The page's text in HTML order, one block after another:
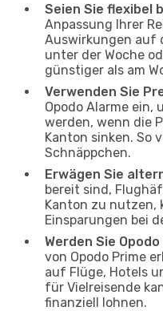
Seien Sie flexibel
Anpassung Ihrer
Auswirkungen auf
unter der Woche
günstiger als am
Verwenden Sie
Opodo Alarme
werden, wenn die
Kanton sinken. So
Schnäppchen.
Erwägen Sie
bereit sind,
Kanton zu nutzen,
Einsparungen bei
Werden Sie
von Opodo Prime
auf Flüge, Hotels
für Vielreisende
finanziell lohnen.